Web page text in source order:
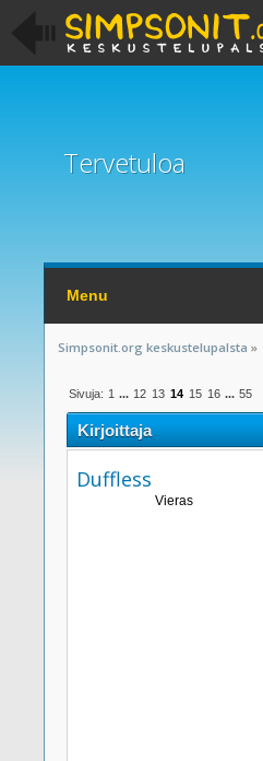
Tervetuloa
Menu
Simpsonit.org keskustelupalsta »
Sivuja: 1 ... 12 13 14 15 16 ... 55
Kirjoittaja
Duffless
Vieras